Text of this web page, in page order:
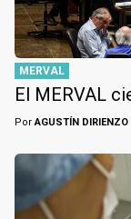
MERVAL
El MERVAL
PorAGUSTÍN DIRIENZO